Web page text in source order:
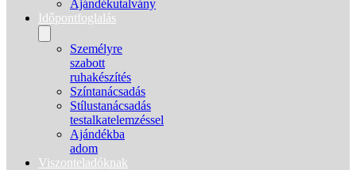
Ajándékutalvány
Időpontfoglalás
Személyre
szabott
ruhakészítés
Színtanácsadás
Stílustanácsadás
testalkatelemzéssel
Ajándékba
adom
Viszonteladóknak